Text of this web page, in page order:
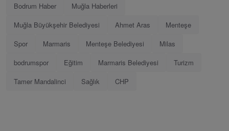
Bodrum Haber
Muğla Haberleri
Muğla Büyükşehir Belediyesi
Ahmet Aras
Menteşe
Spor
Marmaris Menteşe Belediyesi
Milas
bodrumspor
Eğitim Marmaris Belediyesi
Turizm
Tamer Mandalinci
Sağlık CHP